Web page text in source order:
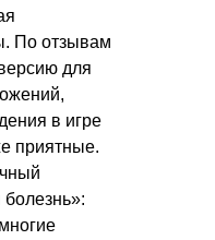
По отзывам
для
в игре
приятные.